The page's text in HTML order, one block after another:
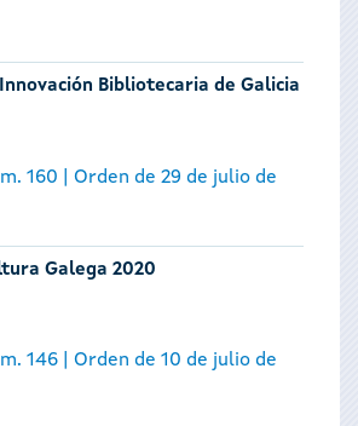
Bibliotecaria de Galicia
160 | Orden de 29 de julio de
Galega 2020
146 | Orden de 10 de julio de